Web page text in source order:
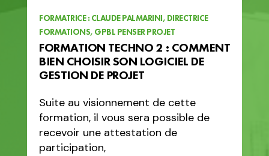
FORMATRICE : CLAUDE PALMARINI, DIRECTRICE
FORMATIONS, GPBL PENSER PROJET
FORMATION TECHNO 2 : COMMENT
BIEN CHOISIR SON LOGICIEL DE
GESTION DE PROJET
Suite au visionnement de cette
formation, il vous sera possible de
recevoir une attestation de
participation,